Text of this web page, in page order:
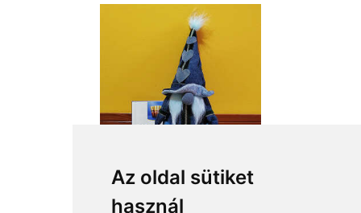
Az oldal sütiket
használ
from HUF17,280